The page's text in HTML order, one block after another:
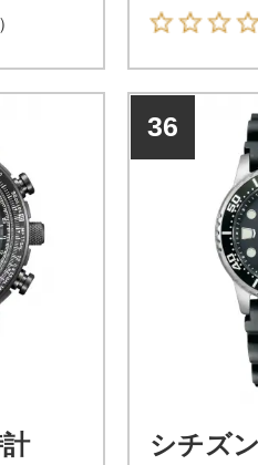
果て
を舞
のパイ
マスタ
(プロマス
の、そのま
台に活躍す
ロットウオ
ー「SKYシ
計
36
シチ